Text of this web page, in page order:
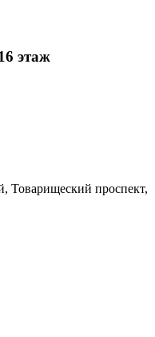
этаж
Товарищеский проспект,